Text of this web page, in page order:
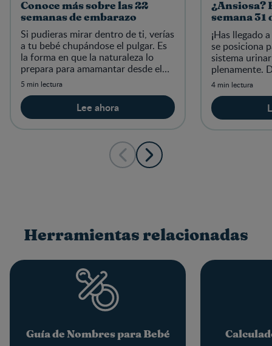
Conoce más sobre las 22
semanas de embarazo
Si pudieras mirar dentro de ti, verías
a tu bebé chupándose el pulgar. Es
la forma en que la naturaleza lo
prepara para amamantar desde el
nacimiento. Emociónate y lee más
5 min lectura
Lee ahora
¿Ansiosa?
semana 31
¡Has llegado
se posiciona
sistema
plenamente.
de tu cuerpo
4 min lectura
Herramientas relacionadas
Guía de Nombres para Bebé